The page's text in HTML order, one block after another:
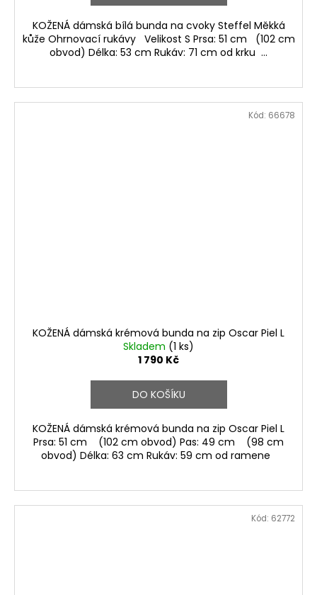
KOŽENÁ dámská bílá bunda na cvoky Steffel Měkká
kůže Ohrnovací rukávy Velikost S Prsa: 51 cm (102 cm
obvod) Délka: 53 cm Rukáv: 71 cm od krku ...
KOŽENÁ dámská krémová bunda na zip Oscar Piel L
Skladem (1 ks)
1 790 Kč
DO KOŠÍKU
KOŽENÁ dámská krémová bunda na zip Oscar Piel L
Prsa: 51 cm (102 cm obvod) Pas: 49 cm (98 cm
obvod) Délka: 63 cm Rukáv: 59 cm od ramene
Kód: 66678
Kód: 62772